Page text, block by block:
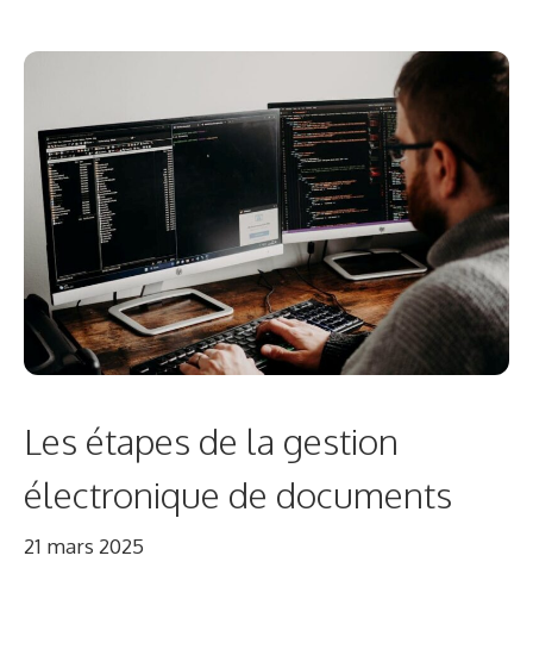
Les étapes de la gestion
électronique de documents
21 mars 2025